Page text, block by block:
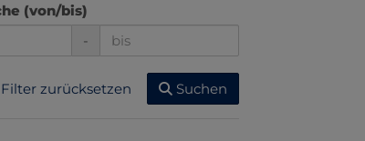
(von/bis)
-
Filter zurücksetzen Suchen